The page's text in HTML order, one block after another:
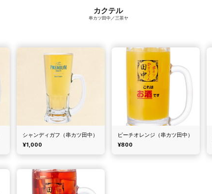
カクテル
串カツ田中／三茶ヤ
シャンディガフ（串カツ田中）
¥1,000
ピーチオレンジ（串カツ田中）
¥800